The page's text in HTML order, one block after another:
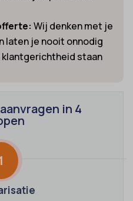
Wij denken met je
laten je nooit onnodig
klantgerichtheid staan
in 4
1